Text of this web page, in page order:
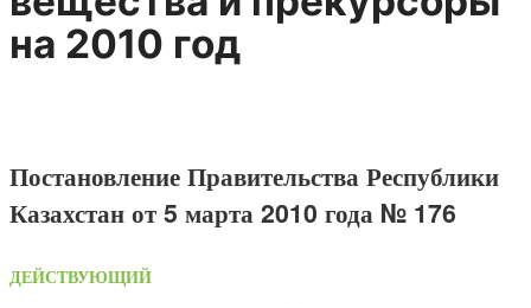
на 2010 год
Постановление Правительства Республики
Казахстан от 5 марта 2010 года № 176
ДЕЙСТВУЮЩИЙ